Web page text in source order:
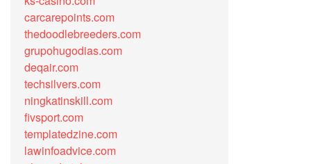
carcarepoints.com
thedoodlebreeders.com
grupohugodias.com
deqair.com
techsilvers.com
ningkatinskill.com
fivsport.com
templatedzine.com
lawinfoadvice.com